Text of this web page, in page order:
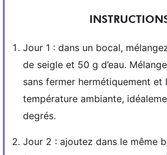
Jour 1 : dans un bocal,
de seigle et 50 g d’eau.
sans fermer hermétiquement et
température ambiante,
degrés.
Jour 2 : ajoutez dans le même